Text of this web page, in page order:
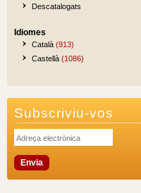
Descatalogats
Idiomes
Català (913)
Castellà (1086)
Subscriviu-vos